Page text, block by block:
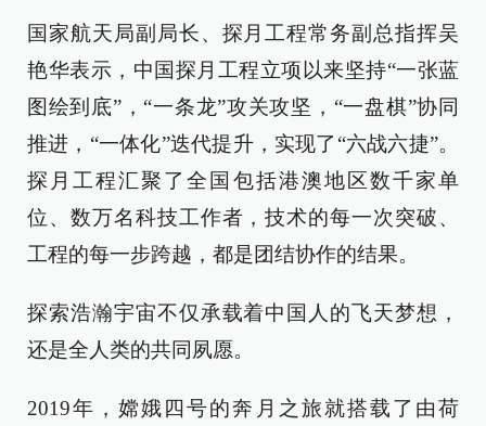
国家航天局副局长、探月工程常务副总指挥吴
艳华表示，中国探月工程立项以来坚持“一张蓝
图绘到底”，“一条龙”攻关攻坚，“一盘棋”协同
推进，“一体化”迭代提升，实现了“六战六捷”。
探月工程汇聚了全国包括港澳地区数千家单
位、数万名科技工作者，技术的每一次突破、
工程的每一步跨越，都是团结协作的结果。
探索浩瀚宇宙不仅承载着中国人的飞天梦想，
还是全人类的共同夙愿。
2019年，嫦娥四号的奔月之旅就搭载了由荷